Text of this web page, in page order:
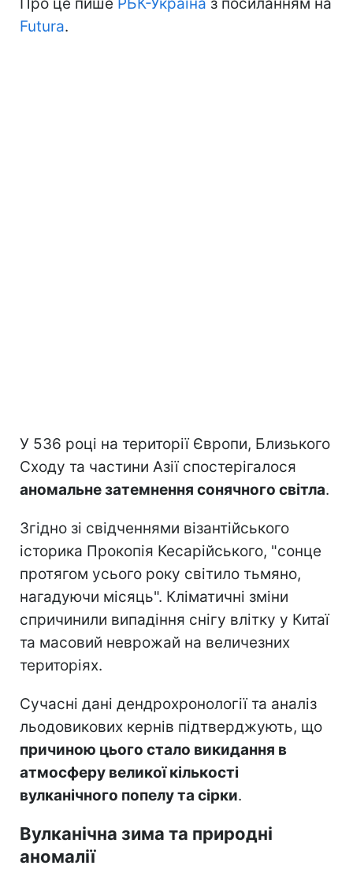
Futura.
У 536 році на території Європи, Близького
Сходу та частини Азії спостерігалося
аномальне затемнення сонячного світла.
Згідно зі свідченнями візантійського
історика Прокопія Кесарійського, "сонце
протягом усього року світило тьмяно,
нагадуючи місяць". Кліматичні зміни
спричинили випадіння снігу влітку у Китаї
та масовий неврожай на величезних
територіях.
Сучасні дані дендрохронології та аналіз
льодовикових кернів підтверджують, що
причиною цього стало викидання в
атмосферу великої кількості
вулканічного попелу та сірки.
Вулканічна зима та природні
аномалії